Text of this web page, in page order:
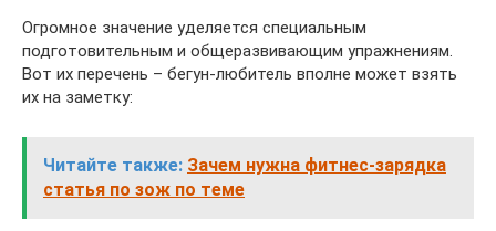
Огромное значение уделяется специальным
подготовительным и общеразвивающим упражнениям.
Вот их перечень – бегун-любитель вполне может взять
их на заметку:
Читайте также: Зачем нужна фитнес-зарядка
статья по зож по теме